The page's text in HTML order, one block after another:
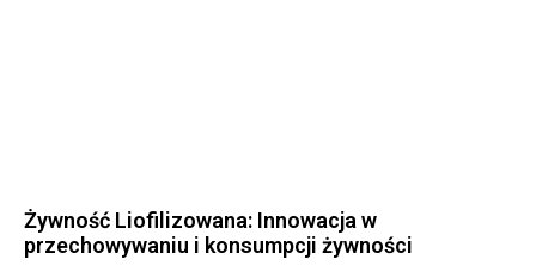
Żywność Liofilizowana: Innowacja w
przechowywaniu i konsumpcji żywności